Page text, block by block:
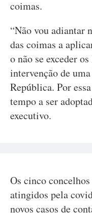
coimas.
“Não vou adiantar
das coimas a
o não se exceder
intervenção de
República. Por
tempo a ser
executivo.
Os cinco
atingidos pela
novos casos de